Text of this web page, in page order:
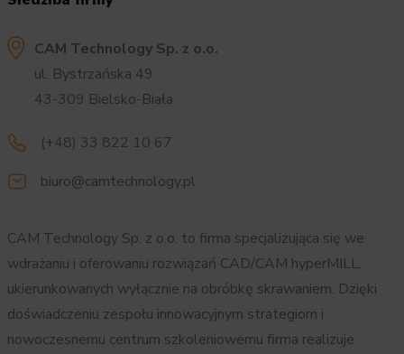
CAM Technology Sp. z o.o.
ul. Bystrzańska 49
43-309 Bielsko-Biała
(+48) 33 822 10 67
biuro@camtechnology.pl
CAM Technology Sp. z o.o. to firma specjalizująca się we
wdrażaniu i oferowaniu rozwiązań CAD/CAM hyperMILL,
ukierunkowanych wyłącznie na obróbkę skrawaniem. Dzięki
doświadczeniu zespołu innowacyjnym strategiom i
nowoczesnemu centrum szkoleniowemu firma realizuje